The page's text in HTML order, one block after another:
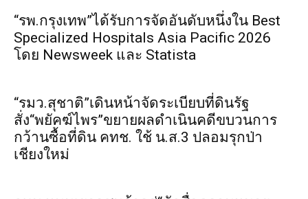
“รพ.กรุงเทพ”ได้รับการจัดอันดับหนึ่งใน Best
Specialized Hospitals Asia Pacific 2026
โดย Newsweek และ Statista
“รมว.สุชาติ”เดินหน้าจัดระเบียบที่ดินรัฐ
สั่ง“พยัคฆ์ไพร”ขยายผลดำเนินคดีขบวนการ
กว้านซื้อที่ดิน คทช. ใช้ น.ส.3 ปลอมรุกป่า
เชียงใหม่